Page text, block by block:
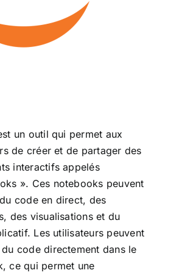
un outil qui permet aux
de créer et de partager des
interactifs appelés
». Ces notebooks peuvent
code en direct, des
des visualisations et du
Les utilisateurs peuvent
code directement dans le
ce qui permet une